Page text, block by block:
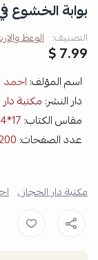
بوابة الخشوع
التصنيف: الوعظ
7.99 $
اسم المؤلف: احمد
دار النشر: مكتبة
مقاس الكتاب: 17*24
عدد الصفحات: 200
مكتبة دار الحجاز ,